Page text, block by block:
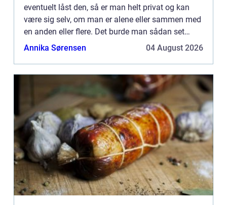
eventuelt låst den, så er man helt privat og kan
være sig selv, om man er alene eller sammen med
en anden eller flere. Det burde man sådan set
også være, for det er jo almindelig kutyme, at når
Annika Sørensen 04 August 2026